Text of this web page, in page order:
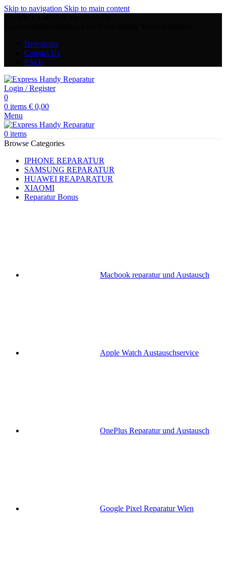
Skip to navigation Skip to main content
Newsletter
Contact Us
FAQs
Login / Register
0
0 items € 0,00
Menu
0 items
Browse Categories
IPHONE REPARATUR
SAMSUNG REPARATUR
HUAWEI REAPARATUR
XIAOMI
Reparatur Bonus
Macbook reparatur und Austausch
Apple Watch Austauschservice
OnePlus Reparatur und Austausch
Google Pixel Reparatur Wien